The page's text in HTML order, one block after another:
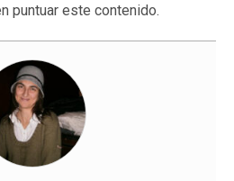
puntuar este contenido.